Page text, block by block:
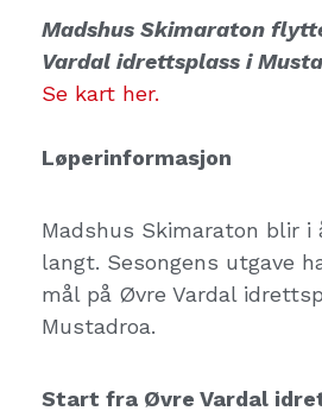
Madshus Skimaraton
Vardal idrettsplass i
Se kart her.
Løperinformasjon
Madshus Skimaraton blir i
langt. Sesongens utgave
mål på Øvre Vardal
Mustadroa.
Start fra Øvre Vardal